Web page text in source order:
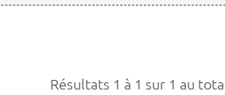
Résultats 1 à 1 sur 1 au